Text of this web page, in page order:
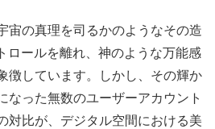
宙の真理を司るかのようなその造
ロールを離れ、神のような万能感
徴しています。しかし、その輝か
なった無数のユーザーアカウント
対比が、デジタル空間における美